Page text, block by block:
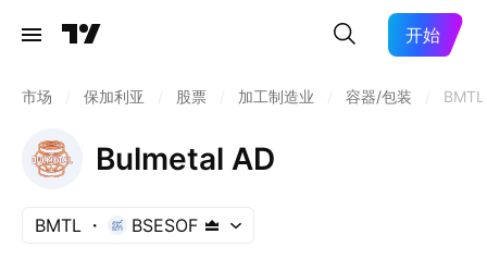
开始
市场 保加利亚 股票 加工制造业 容器/包装 BMTL
Bulmetal AD
BMTL BSESOF